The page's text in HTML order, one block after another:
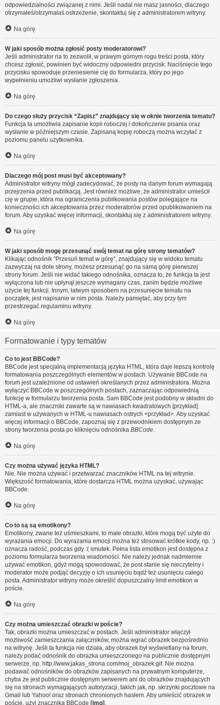
odpowiedzialności związanej z nimi. Jeśli nadal nie masz jasności, dlaczego
otrzymałeś/otrzymałaś ostrzeżenie, skontaktuj się z administratorem witryny.
Na górę
W jaki sposób można zgłosić posty moderatorowi?
Jeśli administrator na to zezwolił, w prawym górnym rogu treści posta, który
chcesz zgłosić, powinien być widoczny odpowiedni przycisk. Naciśnięcie tego
przycisku spowoduje przeniesienie cię do formularza, który po jego
wypełnieniu umożliwi wysłanie zgłoszenia.
Na górę
Do czego służy przycisk “Zapisz” znajdujący się w oknie tworzenia tematu?
Funkcja ta umożliwia zapisanie kopii roboczej i dokończenie pisania oraz
wysłanie w późniejszym czasie. Zapisaną kopię roboczą można wczytać z
poziomu panelu użytkownika.
Na górę
Dlaczego mój post musi być akceptowany?
Administrator witryny mógł zadecydować, że posty na danym forum wymagają
przejrzenia przed publikacją. Jest również możliwe, że administrator umieścił
cię w grupie, która ma ograniczenia publikowania postów polegające na
konieczności ich akceptowania przez moderatorów przed opublikowaniem na
forum. Aby uzyskać więcej informacji, skontaktuj się z administratorem witryny.
Na górę
W jaki sposób mogę przesunąć swój temat na górę strony tematów?
Klikając odnośnik “Przesuń temat w górę”, znajdujący się w widoku tematu
zazwyczaj na dole strony, możesz przesunąć go na samą górę pierwszej
strony forum. Jeśli nie widać takiego odnośnika, oznacza to, że funkcja ta jest
wyłączona lub nie upłynął jeszcze wymagany czas, zanim będzie możliwe
użycie tej funkcji. Innym, łatwym sposobem na przesunięcie tematu na
początek, jest napisanie w nim posta. Należy pamiętać, aby przy tym
przestrzegać regulaminu witryny.
Na górę
Formatowanie i typy tematów
Co to jest BBCode?
BBCode jest specjalną implementacją języka HTML, która daje lepszą kontrolę
formatowania poszczególnych elementów w postach. Używanie BBCode na
forum jest uzależnione od ustawień określanych przez administratora. Można
wyłączyć BBCode w poszczególnych postach, zaznaczając odpowiednią
funkcję w formularzu tworzenia posta. Sam BBCode jest podobny w składni do
HTML-a, ale znaczniki zawarte są w nawiasach kwadratowych [przykład]
zamiast w używanych w HTML-u nawiasach ostrych <przykład>. Aby uzyskać
więcej informacji o BBCode, zapoznaj się z przewodnikiem dostępnym ze
strony tworzenia posta po kliknięciu odnośnika BBCode.
Na górę
Czy można używać języka HTML?
Nie. Nie można używać i przetwarzać znaczników HTML na tej witrynie.
Większość formatowania, które dostarcza HTML można uzyskać, używając
BBCode.
Na górę
Co to są są emotikony?
Emotikony, zwane też uśmieszkami, to małe obrazki, które mogą być użyte do
wyrażania emocji. Do wyrażania emocji można też stosować krótkie kody, np. :)
oznacza radość, podczas gdy :( smutek. Pełna lista emotikon jest dostępna z
poziomu formularza tworzenia wiadomości. Nie należy jednak nadmiernie
używać emotikon, gdyż mogą spowodować, że post stanie się nieczytelny i
moderator może podjąć decyzję o ich usunięciu bądź też usunięciu całego
posta. Administrator witryny może określić dopuszczalny limit emotikon w
poście.
Na górę
Czy można umieszczać obrazki w poście?
Tak, obrazki można umieszczać w postach. Jeśli administrator włączył
możliwość zamieszczania załączników, można wgrać obrazek bezpośrednio
na witrynę. Jeśli ta funkcja nie działa, aby obrazek był wyświetlany na forum,
należy podać odnośnik do obrazka umieszczonego na publicznie dostępnym
serwerze, np. http://www.jakas_strona.com/moj_obrazek.gif. Nie można
podawać odnośników do obrazków zapisanych na prywatnym komputerze,
chyba że jest publicznie dostępnym serwerem ani do obrazków znajdujących
się na stronach wymagających autoryzacji, takich jak, np. skrzynki pocztowe na
Gmail lub Yahoo! oraz stronach chronionych hasłem. Aby umieścić obrazek w
poście, użyj znacznika BBCode [img] .